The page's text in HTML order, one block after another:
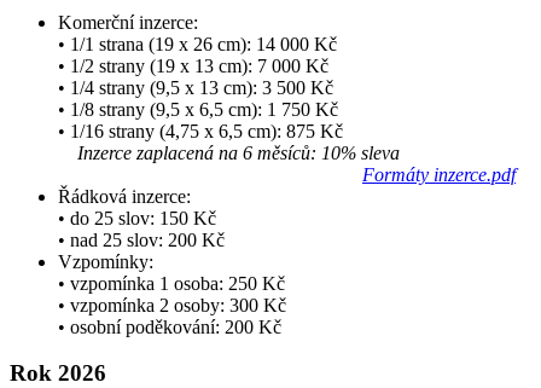
Komerční inzerce:
• 1/1 strana (19 x 26 cm): 14 000 Kč
• 1/2 strany (19 x 13 cm): 7 000 Kč
• 1/4 strany (9,5 x 13 cm): 3 500 Kč
• 1/8 strany (9,5 x 6,5 cm): 1 750 Kč
• 1/16 strany (4,75 x 6,5 cm): 875 Kč
Inzerce zaplacená na 6 měsíců: 10% sleva
Formáty inzerce.pdf
Řádková inzerce:
• do 25 slov: 150 Kč
• nad 25 slov: 200 Kč
Vzpomínky:
• vzpomínka 1 osoba: 250 Kč
• vzpomínka 2 osoby: 300 Kč
• osobní poděkování: 200 Kč
Rok 2026